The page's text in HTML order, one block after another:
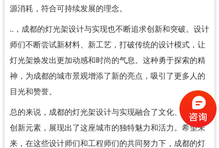
源消耗，符合可持续发展的理念。
..，成都的灯光架设计与实现也不断追求创新和突破。设计
师们不断尝试新材料、新工艺，打破传统的设计模式，让
灯光架焕发出更加动感和时尚的气息。这种勇于探索的精
神，为成都的城市景观增添了新的亮点，吸引了更多人的
目光和赞誉。
总的来说，成都的灯光架设计与实现融合了文化、技术和
创新元素，展现出了这座城市的独特魅力和活力。希望未
来，在这些设计师们和工程师们的共同努力下，成都的灯